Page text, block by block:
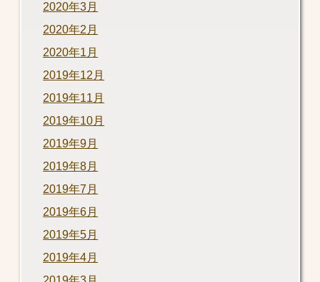
2020年3月
2020年2月
2020年1月
2019年12月
2019年11月
2019年10月
2019年9月
2019年8月
2019年7月
2019年6月
2019年5月
2019年4月